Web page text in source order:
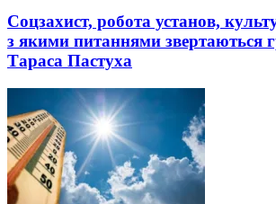
Соцзахист, робота установ,
з якими питаннями звертаються
Тараса Пастуха